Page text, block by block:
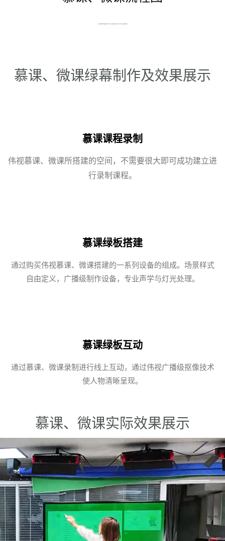
慕课、微课绿幕制作及效果展示
慕课课程录制
伟视慕课、微课所搭建的空间，不需要很大即可成功建立进
行录制课程。
慕课绿板搭建
通过购买伟视慕课、微课搭建的一系列设备的组成。场景样式
自由定义，广播级制作设备，专业声学与灯光处理。
慕课绿板互动
通过慕课、微课录制进行线上互动，通过伟视广播级抠像技术
使人物清晰呈现。
慕课、微课实际效果展示